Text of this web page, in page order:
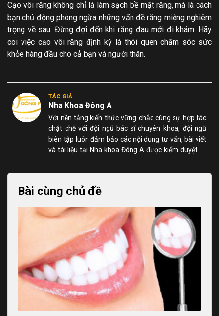
Cạo vôi răng không chỉ là làm sạch bề mặt răng, mà là cách
bạn chủ động phòng ngừa những vấn đề răng miệng nghiêm
trọng về sau. Đừng đợi đến khi răng đau mới đi khám. Hãy
coi việc cạo vôi răng định kỳ là thói quen chăm sóc sức
khỏe hàng đầu cho cả bạn và người thân.
TÁC GIẢ
Nha Khoa Đông A
Với nền tảng kiến thức vững chắc cùng sự hợp tác
chặt chẽ với đội ngũ bác sĩ chuyên khoa, đội ngũ
biên tập luôn đảm bảo các nội dung tư vấn, bài viết
và tài liệu tại Nha khoa Đông A được kiểm duyệt kỹ
Bài cùng chủ đề